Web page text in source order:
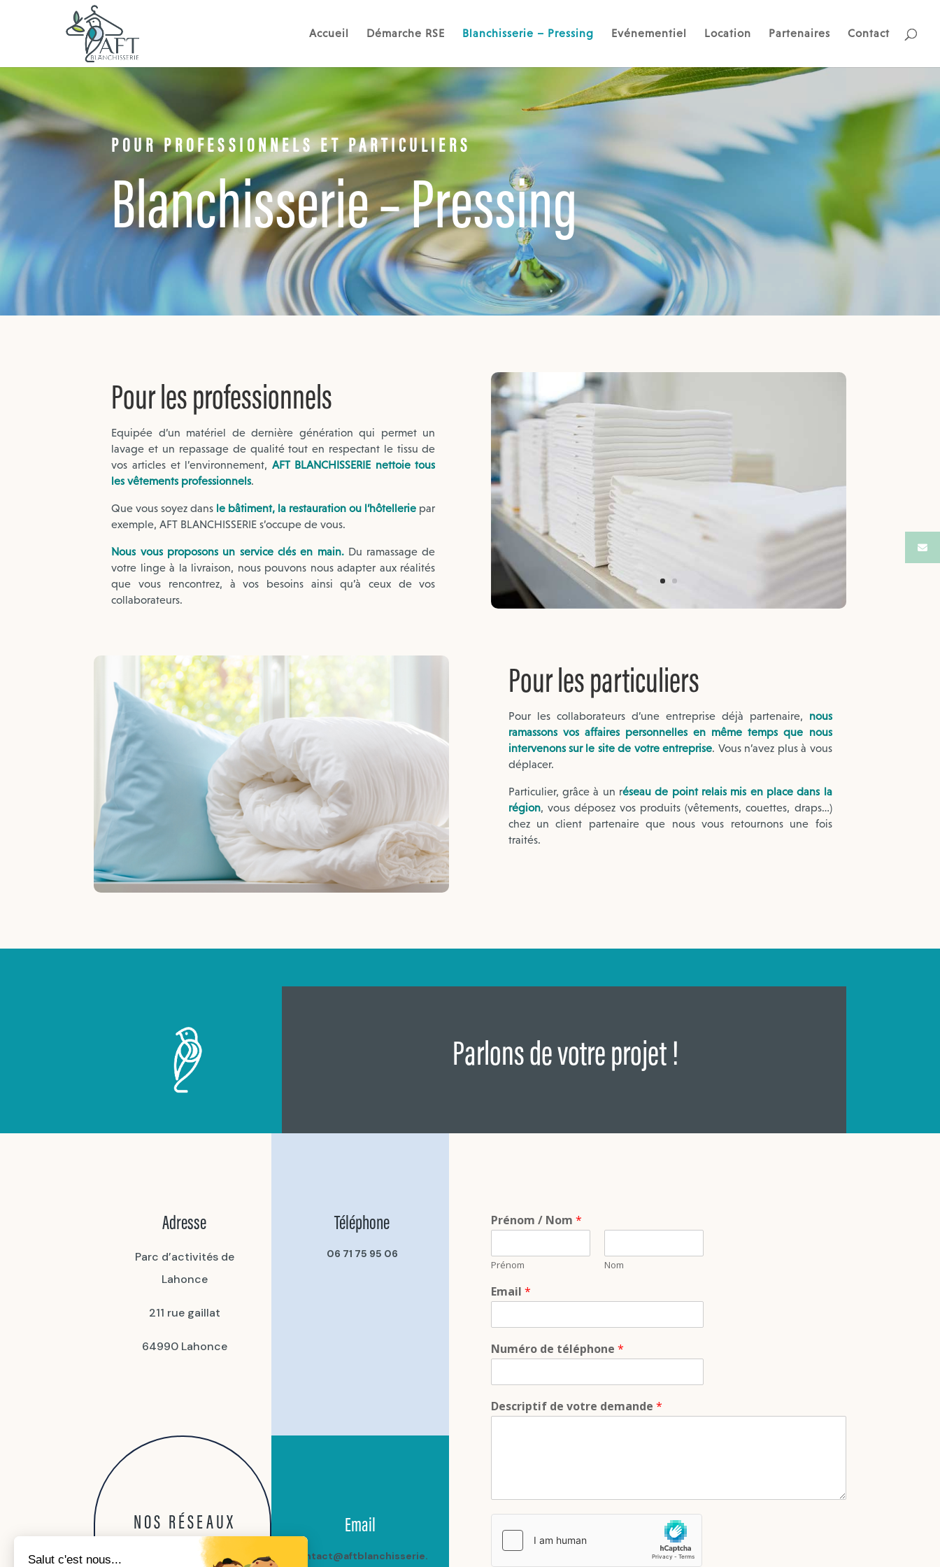
Accueil Démarche RSE Blanchisserie – Pressing Evénementiel Location Partenaires Contact
POUR PROFESSIONNELS ET PARTICULIERS
Blanchisserie – Pressing
Pour les professionnels
Equipée d’un matériel de dernière génération qui permet un
lavage et un repassage de qualité tout en respectant le tissu de
vos articles et l’environnement, AFT BLANCHISSERIE nettoie tous
les vêtements professionnels.
Que vous soyez dans le bâtiment, la restauration ou l’hôtellerie par
exemple, AFT BLANCHISSERIE s’occupe de vous.
Nous vous proposons un service clés en main.Du ramassage de
votre linge à la livraison, nous pouvons nous adapter aux réalités
que vous rencontrez, à vos besoins ainsi qu’à ceux de vos
collaborateurs.
Pour les particuliers
Pour les collaborateurs d’une entreprise déjà partenaire, nous
ramassons vos affaires personnelles en même temps que nous
intervenons sur le site de votre entreprise. Vous n’avez plus à vous
déplacer.
Particulier, grâce à un réseau de point relais mis en place dans la
région, vous déposez vos produits (vêtements, couettes, draps…)
chez un client partenaire que nous vous retournons une fois
traités.
Parlons de votre projet !
Adresse
Parc d’activités de
Lahonce
211 rue gaillat
64990 Lahonce
Téléphone
06 71 75 95 06
NOS RÉSEAUX Email
contact@aftblanchisserie.
Prénom / Nom *
Prénom Nom
Email *
Numéro de téléphone *
Descriptif de votre demande *
Salut c'est nous...